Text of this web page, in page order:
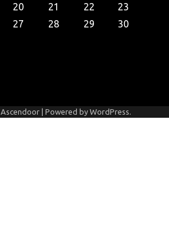
20 21 22
23
27 28 29
30
Ascendoor | Powered by WordPress.